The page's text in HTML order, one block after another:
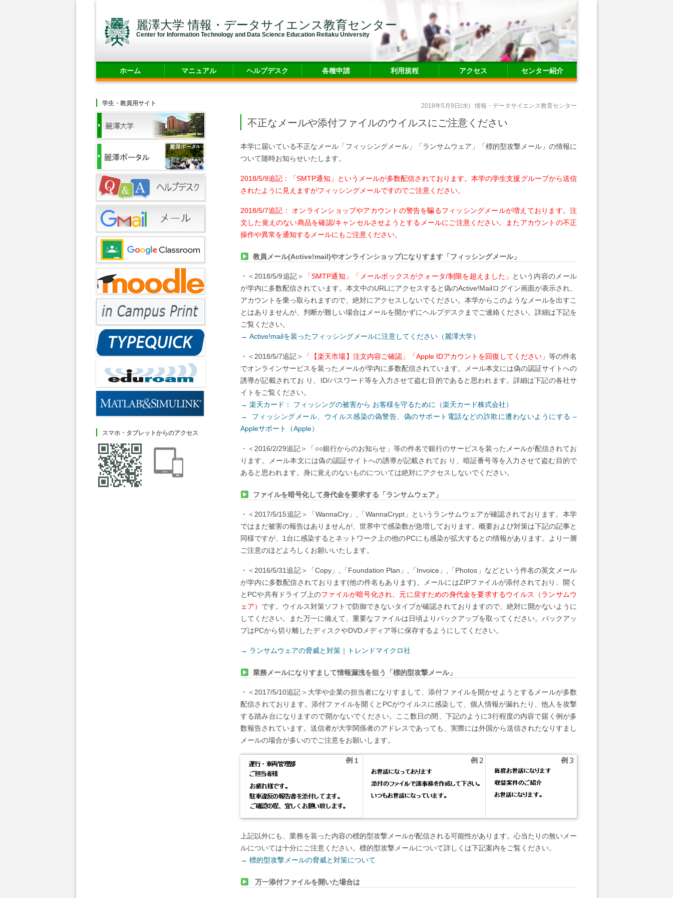
麗澤大学 情報・データサイエンス教育センター
Center for Information Technology and Data Science Education Reitaku University
ホーム マニュアル ヘルプデスク 各種申請 利用規程 アクセス センター紹介
2018年5月9日(水) 情報・データサイエンス教育センター
不正なメールや添付ファイルのウイルスにご注意ください
本学に届いている不正なメール「フィッシングメール」「ランサムウェア」「標的型攻撃メール」の情報に
ついて随時お知らせいたします。
2018/5/9追記：「SMTP通知」というメールが多数配信されております。本学の学生支援グループから送信
されたように見えますがフィッシングメールですのでご注意ください。
2018/5/7追記： オンラインショップやアカウントの警告を騙るフィッシングメールが増えております。注
文した覚えのない商品を確認/キャンセルさせようとするメールにご注意ください。またアカウントの不正
操作や異常を通知するメールにもご注意ください。
教員メール(Active!mail)やオンラインショップになりすます「フィッシングメール」
・＜2018/5/9追記＞ 「SMTP通知」「メールボックスがクォータ/制限を超えました」 という内容のメール
が学内に多数配信されています。本文中のURLにアクセスすると偽のActive!Mailログイン画面が表示され、
アカウントを乗っ取られますので、絶対にアクセスしないでください。本学からこのようなメールを出すこ
とはありませんが、判断が難しい場合はメールを開かずにヘルプデスクまでご連絡ください。詳細は下記を
ご覧ください。
→ Active!mailを装ったフィッシングメールに注意してください（麗澤大学）
・＜2018/5/7追記＞ 「【楽天市場】注文内容ご確認」「Apple IDアカウントを回復してください」 等の件名
でオンラインサービスを装ったメールが学内に多数配信されています。メール本文には偽の認証サイトへの
誘導が記載されてお り、ID/パスワード等を入力させて盗む目的であると思われます。詳細は下記の各社サ
イトをご覧ください。
→ 楽天カード： フィッシングの被害から お客様を守るために（楽天カード株式会社）
→ フィッシングメール、ウイルス感染の偽警告、偽のサポート電話などの詐欺に遭わないようにする –
Appleサポート（Apple）
・＜2016/2/29追記＞「○○銀行からのお知らせ」等の件名で銀行のサービスを装ったメールが配信されてお
ります。メール本文には偽の認証サイトへの誘導が記載されてお り、暗証番号等を入力させて盗む目的で
あると思われます。身に覚えのないものについては絶対にアクセスしないでください。
ファイルを暗号化して身代金を要求する「ランサムウェア」
・＜2017/5/15追記＞「WannaCry」,「WannaCrypt」というランサムウェアが確認されております。本学
ではまだ被害の報告はありませんが、世界中で感染数が急増しております。概要および対策は下記の記事と
同様ですが、1台に感染するとネットワーク上の他のPCにも感染が拡大するとの情報があります。より一層
ご注意のほどよろしくお願いいたします。
・＜2016/5/31追記＞「Copy」,「Foundation Plan」,「Invoice」,「Photos」などという件名の英文メール
が学内に多数配信されております(他の件名もあります)。メールにはZIPファイルが添付されており、開く
とPCや共有ドライブ上のファイルが暗号化され、元に戻すための身代金を要求するウイルス（ランサムウ
ェア） です。ウイルス対策ソフトで防御できないタイプが確認されておりますので、絶対に開かないように
してください。また万一に備えて、重要なファイルは日頃よりバックアップを取ってください。バックアッ
プはPCから切り離したディスクやDVDメディア等に保存するようにしてください。
→ ランサムウェアの脅威と対策｜トレンドマイクロ社
業務メールになりすまして情報漏洩を狙う「標的型攻撃メール」
・＜2017/5/10追記＞大学や企業の担当者になりすまして、添付ファイルを開かせようとするメールが多数
配信されております。添付ファイルを開くとPCがウイルスに感染して、個人情報が漏れたり、他人を攻撃
する踏み台になりますので開かないでください。ここ数日の間、下記のように3行程度の内容で届く例が多
数報告されています。送信者が大学関係者のアドレスであっても、実際には外国から送信されたなりすまし
メールの場合が多いのでご注意をお願いします。
上記以外にも、業務を装った内容の標的型攻撃メールが配信される可能性があります。心当たりの無いメー
ルについては十分にご注意ください。標的型攻撃メールについて詳しくは下記案内をご覧ください。
→ 標的型攻撃メールの脅威と対策について
万一添付ファイルを開いた場合は
学生・教員用サイト
スマホ・タブレットからのアクセス